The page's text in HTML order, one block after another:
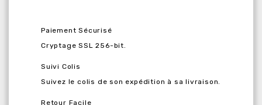
Paiement Sécurisé
Cryptage SSL 256-bit.
Suivi Colis
Suivez le colis de son expédition à sa livraison.
Retour Facile